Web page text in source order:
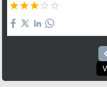
    